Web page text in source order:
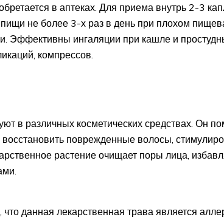
в аптеках. Для приема внутрь 2-3
не более 3-х раз в день при плохом
Эффективны ингаляции при кашле и
компрессов.
в различных косметических средствах. Он
поврежденные волосы,
растение очищает поры лица,
данная лекарственная трава является